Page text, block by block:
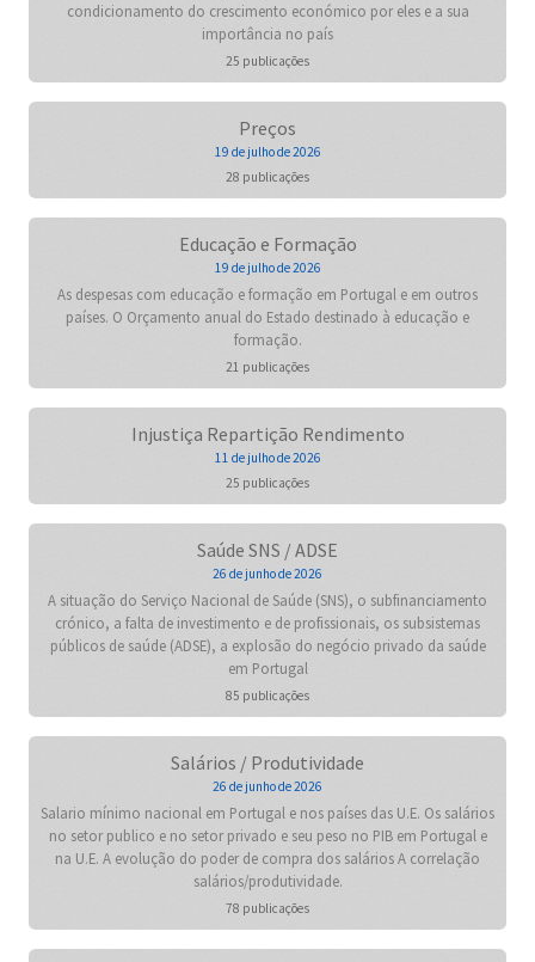
condicionamento do crescimento económico por eles e a sua
importância no país
25 publicações
Preços
19 de julho de 2026
28 publicações
Educação e Formação
19 de julho de 2026
As despesas com educação e formação em Portugal e em outros
países. O Orçamento anual do Estado destinado à educação e
formação.
21 publicações
Injustiça Repartição Rendimento
11 de julho de 2026
25 publicações
Saúde SNS / ADSE
26 de junho de 2026
A situação do Serviço Nacional de Saúde (SNS), o subfinanciamento
crónico, a falta de investimento e de profissionais, os subsistemas
públicos de saúde (ADSE), a explosão do negócio privado da saúde
em Portugal
85 publicações
Salários / Produtividade
26 de junho de 2026
Salario mínimo nacional em Portugal e nos países das U.E. Os salários
no setor publico e no setor privado e seu peso no PIB em Portugal e
na U.E. A evolução do poder de compra dos salários A correlação
salários/produtividade.
78 publicações